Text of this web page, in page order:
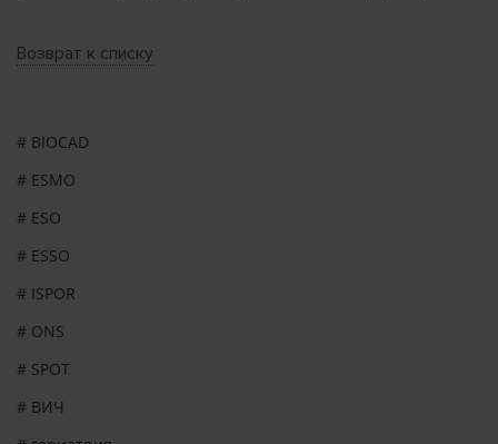
# BIOCAD
# ESMO
# ESO
# ESSO
# ISPOR
# ONS
# SPOT
# ВИЧ
Возврат к списку